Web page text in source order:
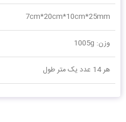
7cm*20cm*10cm*25mm
وزن: 1005g
هر 14 عدد یک متر طول